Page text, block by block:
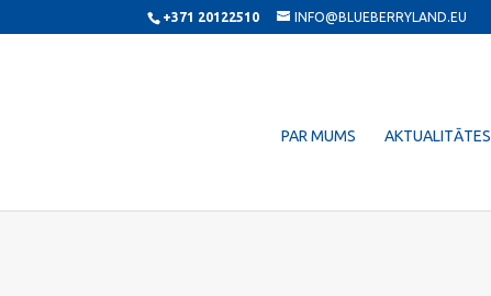
+371 20122510 INFO@BLUEBERRYLAND.EU
PAR MUMS AKTUALITĀTES